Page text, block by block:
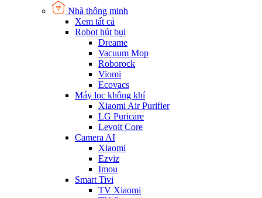
Nhà thông minh
Xem tất cả
Robot hút bụi
Dreame
Vacuum Mop
Roborock
Viomi
Ecovacs
Máy lọc không khí
Xiaomi Air Purifier
LG Puricare
Levoit Core
Camera AI
Xiaomi
Ezviz
Imou
Smart Tivi
TV Xiaomi